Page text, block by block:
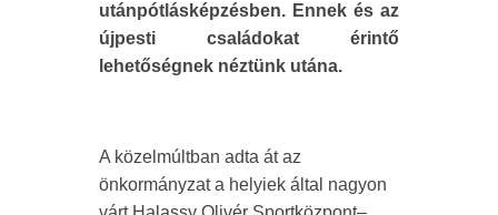
utánpótlásképzésben. Ennek és az
újpesti családokat érintő
lehetőségnek néztünk utána.
A közelmúltban adta át az
önkormányzat a helyiek által nagyon